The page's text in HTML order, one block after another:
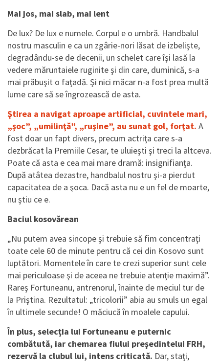
Mai jos, mai slab, mai lent
De lux? De lux e numele. Corpul e o umbră. Handbalul
nostru masculin e ca un zgârie-nori lăsat de izbelişte,
degradându-se de decenii, un schelet care îşi lasă la
vedere măruntaiele ruginite şi din care, duminică, s-a
mai prăbuşit o faţadă. Şi nici măcar n-a fost prea multă
lume care să se îngrozească de asta.
Ştirea a navigat aproape artificial, cuvintele mari,
„şoc”, „umilinţă”, „ruşine”, au sunat gol, forţat. A
fost doar un fapt divers, precum actriţa care s-a
dezbrăcat la Premiile Cesar, te uluieşti şi treci la altceva.
Poate că asta e cea mai mare dramă: insignifianţa.
După atâtea dezastre, handbalul nostru şi-a pierdut
capacitatea de a şoca. Dacă asta nu e un fel de moarte,
nu ştiu ce e.
Baciul kosovărean
„Nu putem avea sincope şi trebuie să fim concentraţi
toate cele 60 de minute pentru că cei din Kosovo sunt
luptători. Momentele în care te crezi superior sunt cele
mai periculoase şi de aceea ne trebuie atenţie maximă”.
Rareş Fortuneanu, antrenorul, înainte de meciul tur de
la Priştina. Rezultatul: „tricolorii” abia au smuls un egal
în ultimele secunde! O măciucă în moalele capului.
În plus, selecţia lui Fortuneanu e puternic
combătută, iar chemarea fiului preşedintelui FRH,
rezervă la clubul lui, intens criticată. Dar, staţi,